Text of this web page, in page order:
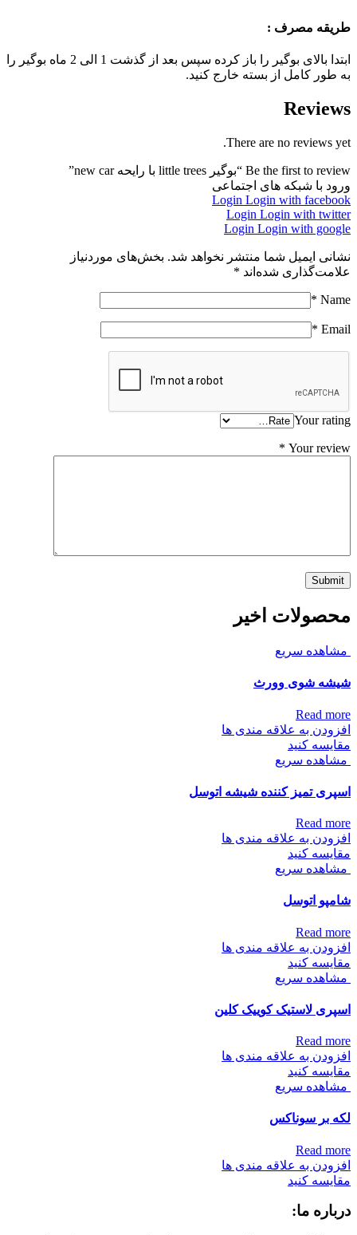
طریقه مصرف :
ابتدا بالای بوگیر را باز کرده سپس بعد از گذشت 1 الی 2 ماه بوگیر را
به طور کامل از بسته خارج کنید.
Reviews
There are no reviews yet.
Be the first to review “بوگیر little trees با رایحه new car”
ورود با شبکه های اجتماعی
Login Login with facebook
Login Login with twitter
Login Login with google
نشانی ایمیل شما منتشر نخواهد شد. بخش‌های موردنیاز
علامت‌گذاری شده‌اند *
Name
*
Email
*
Your rating
Your review
*
محصولات اخیر
مشاهده سریع
شیشه شوی وورث
Read more
افزودن به علاقه مندی ها
مقایسه کنید
مشاهده سریع
اسپری تمیز کننده شیشه اتوسل
Read more
افزودن به علاقه مندی ها
مقایسه کنید
مشاهده سریع
شامپو اتوسل
Read more
افزودن به علاقه مندی ها
مقایسه کنید
مشاهده سریع
اسپری لاستیک کوییک کلین
Read more
افزودن به علاقه مندی ها
مقایسه کنید
مشاهده سریع
لکه بر سوناکس
Read more
افزودن به علاقه مندی ها
مقایسه کنید
درباره ما: